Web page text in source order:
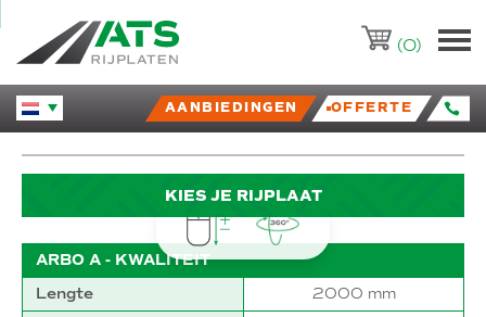
ATS-Trading.nl
(0)
Huidige taal veranderen.
AANBIEDINGEN OFFERTE
KIES JE RIJPLAAT
ARBO A - KWALITEIT
Lengte
2000 mm